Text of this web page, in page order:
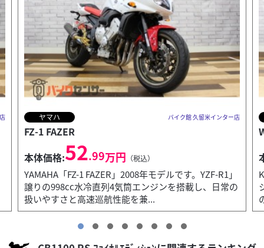
カワサキ バイク館 久留米インター店
W800 CAFE
本体価格:69.99万円 （税込）
KAWASAKI「W800 CAFE」2023年モデルです。「W」
シリーズのカフェレーサースタイルモデルです。専用
のビキニカウルや低めのM字型ローハンドル...